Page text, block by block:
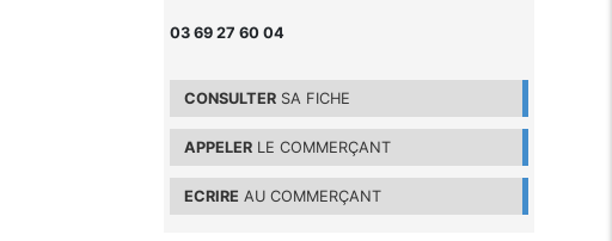
03 69 27 60 04
CONSULTER SA FICHE
APPELER LE COMMERÇANT
ECRIRE AU COMMERÇANT